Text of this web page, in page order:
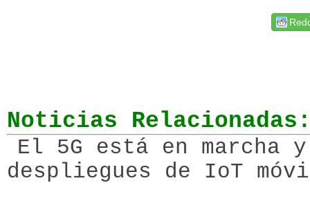
Noticias
El 5G está en marcha
despliegues de IoT